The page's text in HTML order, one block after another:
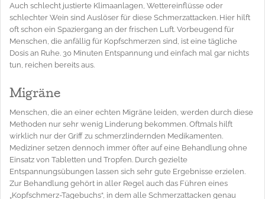
Auch schlecht justierte Klimaanlagen, Wettereinflüsse oder
schlechter Wein sind Auslöser für diese Schmerzattacken. Hier hilft
oft schon ein Spaziergang an der frischen Luft. Vorbeugend für
Menschen, die anfällig für Kopfschmerzen sind, ist eine tägliche
Dosis an Ruhe. 30 Minuten Entspannung und einfach mal gar nichts
tun, reichen bereits aus.
Migräne
Menschen, die an einer echten Migräne leiden, werden durch diese
Methoden nur sehr wenig Linderung bekommen. Oftmals hilft
wirklich nur der Griff zu schmerzlindernden Medikamenten.
Mediziner setzen dennoch immer öfter auf eine Behandlung ohne
Einsatz von Tabletten und Tropfen. Durch gezielte
Entspannungsübungen lassen sich sehr gute Ergebnisse erzielen.
Zur Behandlung gehört in aller Regel auch das Führen eines
„Kopfschmerz-Tagebuchs“, in dem alle Schmerzattacken genau